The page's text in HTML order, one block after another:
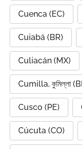
Cuenca (EC)
Cuiabá (BR)
Culiacán (MX)
Cumilla, কুমিল্লা
Cusco (PE)
Cúcuta (CO)